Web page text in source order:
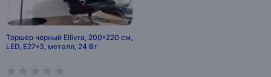
Торшер черный Ellivra, 200*220 см,
LED, Е27*3, металл, 24 Вт